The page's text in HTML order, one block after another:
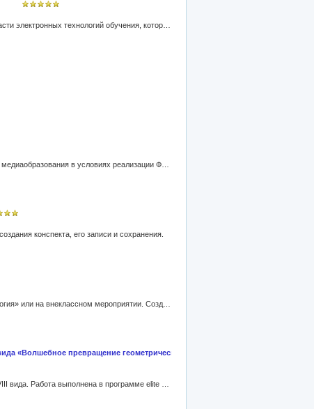
конспекта, его записи и сохранения.
«Волшебное превращение геометрических фигур»